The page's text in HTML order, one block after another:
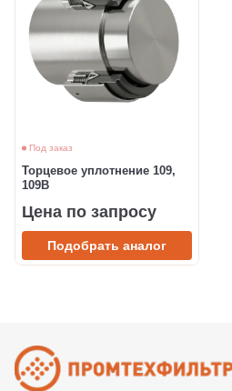
Под заказ
Торцевое уплотнение 109,
109B
Цена по запросу
Подобрать аналог